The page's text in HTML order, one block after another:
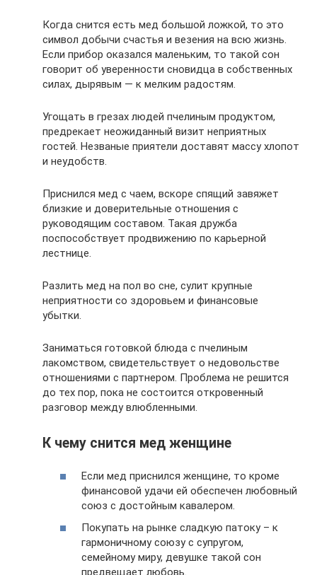
Когда снится есть мед большой ложкой, то это
символ добычи счастья и везения на всю жизнь.
Если прибор оказался маленьким, то такой сон
говорит об уверенности сновидца в собственных
силах, дырявым — к мелким радостям.
Угощать в грезах людей пчелиным продуктом,
предрекает неожиданный визит неприятных
гостей. Незваные приятели доставят массу хлопот
и неудобств.
Приснился мед с чаем, вскоре спящий завяжет
близкие и доверительные отношения с
руководящим составом. Такая дружба
поспособствует продвижению по карьерной
лестнице.
Разлить мед на пол во сне, сулит крупные
неприятности со здоровьем и финансовые
убытки.
Заниматься готовкой блюда с пчелиным
лакомством, свидетельствует о недовольстве
отношениями с партнером. Проблема не решится
до тех пор, пока не состоится откровенный
разговор между влюбленными.
К чему снится мед женщине
Если мед приснился женщине, то кроме
финансовой удачи ей обеспечен любовный
союз с достойным кавалером.
Покупать на рынке сладкую патоку – к
гармоничному союзу с супругом,
семейному миру, девушке такой сон
предвещает любовь.